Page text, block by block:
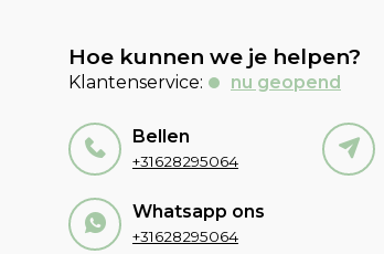
Hoe kunnen we je helpen?
Klantenservice: nu geopend
Bellen
+31628295064
Whatsapp ons
+31628295064